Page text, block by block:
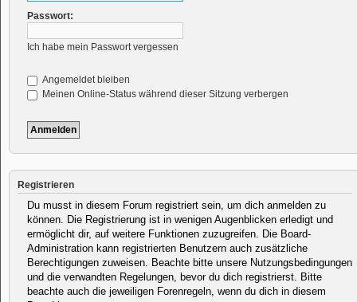
Passwort:
Ich habe mein Passwort vergessen
Angemeldet bleiben
Meinen Online-Status während dieser Sitzung verbergen
Registrieren
Du musst in diesem Forum registriert sein, um dich anmelden zu
können. Die Registrierung ist in wenigen Augenblicken erledigt und
ermöglicht dir, auf weitere Funktionen zuzugreifen. Die Board-
Administration kann registrierten Benutzern auch zusätzliche
Berechtigungen zuweisen. Beachte bitte unsere Nutzungsbedingungen
und die verwandten Regelungen, bevor du dich registrierst. Bitte
beachte auch die jeweiligen Forenregeln, wenn du dich in diesem